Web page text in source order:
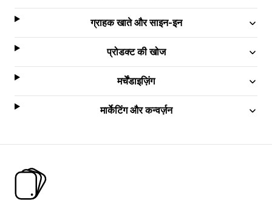
ग्राहक खाते और साइन-इन
प्रोडक्ट की खोज
मर्चेंडाइज़िंग
मार्केटिंग और कन्वर्ज़न